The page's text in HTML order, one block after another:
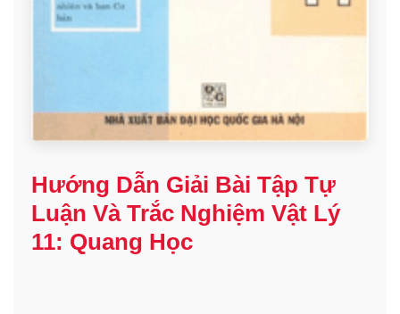
Hướng Dẫn Giải Bài Tập Tự
Luận Và Trắc Nghiệm Vật Lý
11: Quang Học